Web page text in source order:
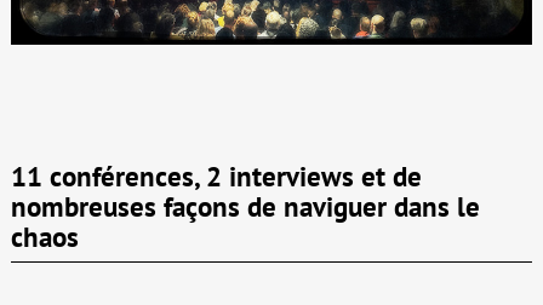
11 conférences, 2 interviews et de
nombreuses façons de naviguer dans le
chaos